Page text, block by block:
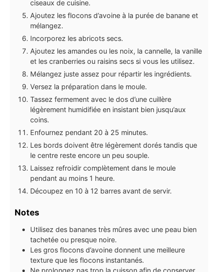
ciseaux de cuisine.
Ajoutez les flocons d’avoine à la purée de banane et
mélangez.
Incorporez les abricots secs.
Ajoutez les amandes ou les noix, la cannelle, la vanille
et les cranberries ou raisins secs si vous les utilisez.
Mélangez juste assez pour répartir les ingrédients.
Versez la préparation dans le moule.
Tassez fermement avec le dos d’une cuillère
légèrement humidifiée en insistant bien jusqu’aux
coins.
Enfournez pendant 20 à 25 minutes.
Les bords doivent être légèrement dorés tandis que
le centre reste encore un peu souple.
Laissez refroidir complètement dans le moule
pendant au moins 1 heure.
Découpez en 10 à 12 barres avant de servir.
Notes
Utilisez des bananes très mûres avec une peau bien
tachetée ou presque noire.
Les gros flocons d’avoine donnent une meilleure
texture que les flocons instantanés.
Ne prolongez pas trop la cuisson afin de conserver